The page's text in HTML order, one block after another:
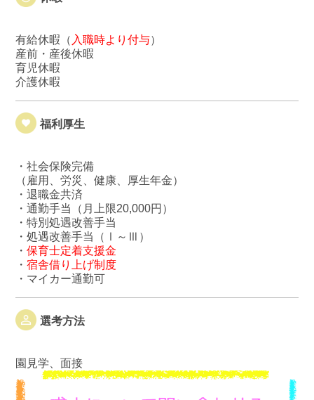
有給休暇（ 入職時より付与）
産前・産後休暇
育児休暇
介護休暇
福利厚生
・社会保険完備
（雇用、労災、健康、厚生年金）
・退職金共済
・通勤手当（月上限20,000円）
・特別処遇改善手当
・処遇改善手当（Ⅰ～Ⅲ）
・ 保育士定着支援金
・ 宿舎借り上げ制度
・マイカー通勤可
選考方法
園見学、面接